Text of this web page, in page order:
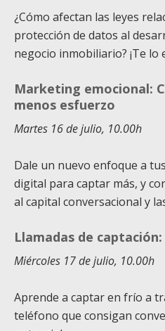
¿Cómo afectan las leyes
protección de datos al
negocio inmobiliario? ¡Te lo
Marketing emocional:
menos esfuerzo
Martes 16 de julio, 10.00h
Dale un nuevo enfoque a
digital para captar más, y
al capital conversacional y
Llamadas de
Miércoles 17 de julio, 10.00h
Aprende a captar en frío a
teléfono que consigan